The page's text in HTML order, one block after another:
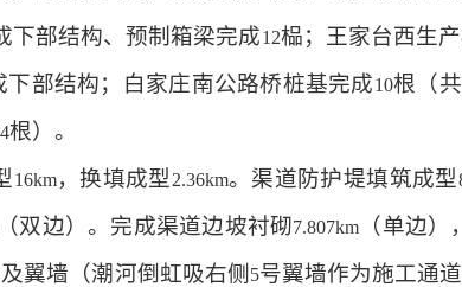
下部结构、预制箱梁完成12榀；王家台西生
部结构；白家庄南公路桥桩基完成10根（共
根）。
16km，换填成型 2.36km。渠道防护堤填筑成型
双边）。完成渠道边坡衬砌7.807km （单边
翼墙（潮河倒虹吸右侧 5号翼墙作为施工通